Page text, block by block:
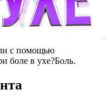
с помощью
боле в ухе?Боль.